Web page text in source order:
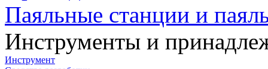
Паяльные станции и
Инструменты и
Инструмент